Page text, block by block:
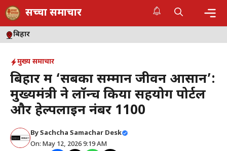
Skip
to
content
सच्चा समाचार
बिहार
मुख्य समाचार
बिहार में ‘सबका सम्मान जीवन आसान’:
मुख्यमंत्री ने लॉन्च किया सहयोग पोर्टल
और हेल्पलाइन नंबर 1100
BySachcha Samachar Desk
On: May 12, 2026 9:19 AM